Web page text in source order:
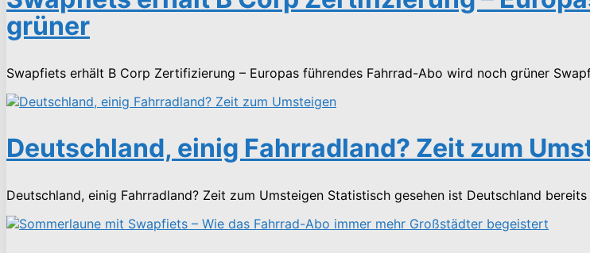
grüner
Swapfiets erhält B Corp Zertifizierung – Europas führendes Fahrrad-Abo wird noch grüner
Deutschland, einig Fahrradland? Zeit zum
Deutschland, einig Fahrradland? Zeit zum Umsteigen Statistisch gesehen ist Deutschland